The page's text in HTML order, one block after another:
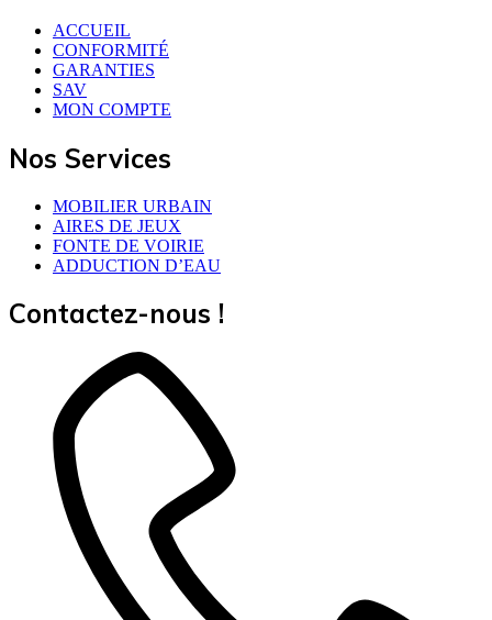
ACCUEIL
CONFORMITÉ
GARANTIES
SAV
MON COMPTE
Nos Services
MOBILIER URBAIN
AIRES DE JEUX
FONTE DE VOIRIE
ADDUCTION D’EAU
Contactez-nous !